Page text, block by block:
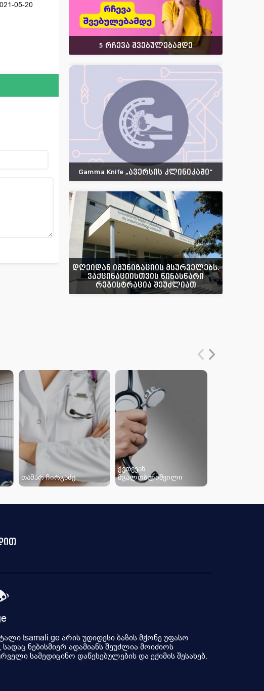
05-20
5 რჩევა შვებულებამდე
Gamma Knife „ავერსის კლინიკაში“
დღეიდან იმუნიზაციის მსურველებს,
ვაქცინაციისთვის წინასწარი
რეგისტრაცია შეუძლიათ
თამარ ჩირგაძე
ქეთევან
მგალობლიშვილი
tsamali.ge არის უდიდესი ბაზის მქონე უფასო
ნებისმიერ ადამიანს შეუძლია მოიძიოს
სამედიცინო დაწესებულების და ექიმის შესახებ.